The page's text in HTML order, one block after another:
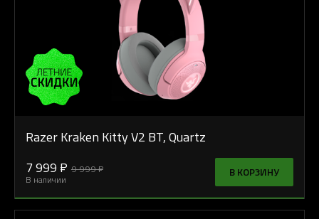
Razer Kraken Kitty V2 BT, Quartz
7 999 ₽ 9 999 ₽
В наличии
В КОРЗИНУ